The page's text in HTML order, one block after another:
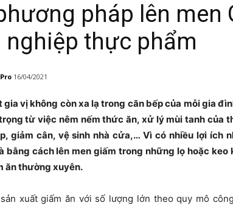
pháp lên men
nghiệp thực phẩm
16/04/2021
gia vị không còn xa lạ trong căn bếp của mỗi gia
từ việc nêm nếm thức ăn, xử lý mùi tanh của
giảm cân, vệ sinh nhà cửa,… Vì có nhiều lợi ích
bằng cách lên men giấm trong những lọ hoặc
ăn thường xuyên.
xuất giấm ăn với số lượng lớn theo quy mô